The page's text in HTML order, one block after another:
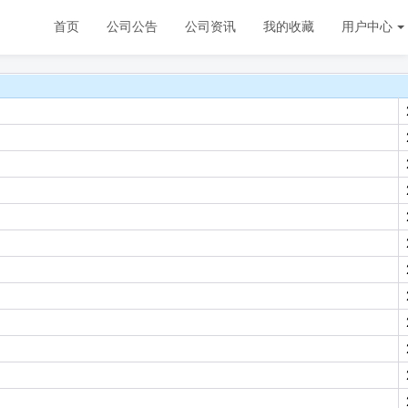
首页 公司公告 公司资讯 我的收藏 用户中心